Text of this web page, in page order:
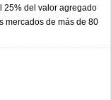
25% del valor agregado
mercados de más de 80